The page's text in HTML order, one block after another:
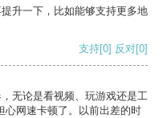
升一下，比如能够支持更多地
支持[0] 反对[0]
无论是看视频、玩游戏还是工
心网速卡顿了。以前出差的时